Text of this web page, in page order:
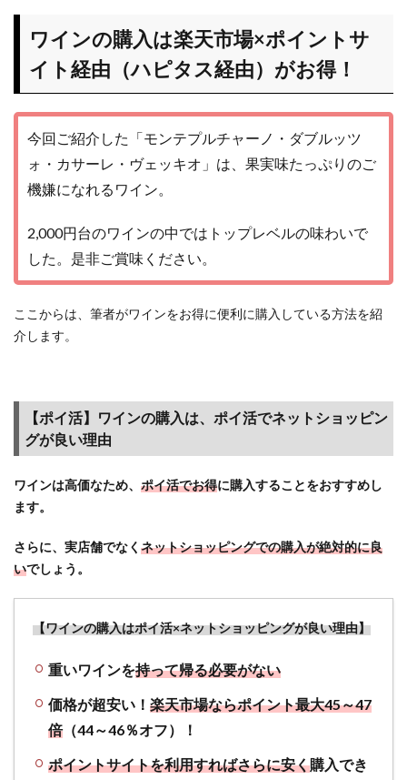
ワインの購入は楽天市場×ポイントサ
イト経由（ハピタス経由）がお得！
今回ご紹介した「モンテプルチャーノ・ダブルッツ
ォ・カサーレ・ヴェッキオ」は、果実味たっぷりのご
機嫌になれるワイン。
2,000円台のワインの中ではトップレベルの味わいで
した。是非ご賞味ください。
ここからは、筆者がワインをお得に便利に購入している方法を紹
介します。
【ポイ活】ワインの購入は、ポイ活でネットショッピン
グが良い理由
ワインは高価なため、 ポイ活でお得に購入することをおすすめし
ます。
さらに、実店舗でなく ネットショッピングでの購入が絶対的に良
いでしょう。
【ワインの購入はポイ活×ネットショッピングが良い理由】
重いワインを持って帰る必要がない
価格が超安い！ 楽天市場ならポイント最大45～47
倍（44～46％オフ）！
ポイントサイトを利用すればさらに安く購入でき